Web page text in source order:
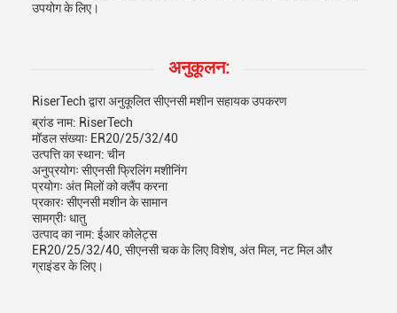
उपयोग के लिए।
अनुकूलन:
RiserTech द्वारा अनुकूलित सीएनसी मशीन सहायक उपकरण
ब्रांड नाम: RiserTech
मॉडल संख्याः ER20/25/32/40
उत्पत्ति का स्थान: चीन
अनुप्रयोगः सीएनसी फ्रिलिंग मशीनिंग
प्रयोगः अंत मिलों को क्लैंप करना
प्रकारः सीएनसी मशीन के सामान
सामग्रीः धातु
उत्पाद का नाम: ईआर कोलेट्स
ER20/25/32/40, सीएनसी चक के लिए विशेष, अंत मिल, नट मिल और
ग्राइंडर के लिए।